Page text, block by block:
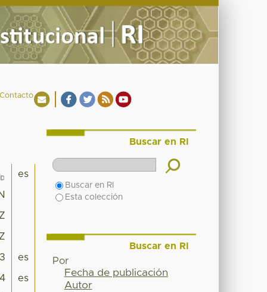
es
es
es
Buscar en RI
Buscar en RI
Esta colección
Buscar en RI
Por
Fecha de publicación
Autor